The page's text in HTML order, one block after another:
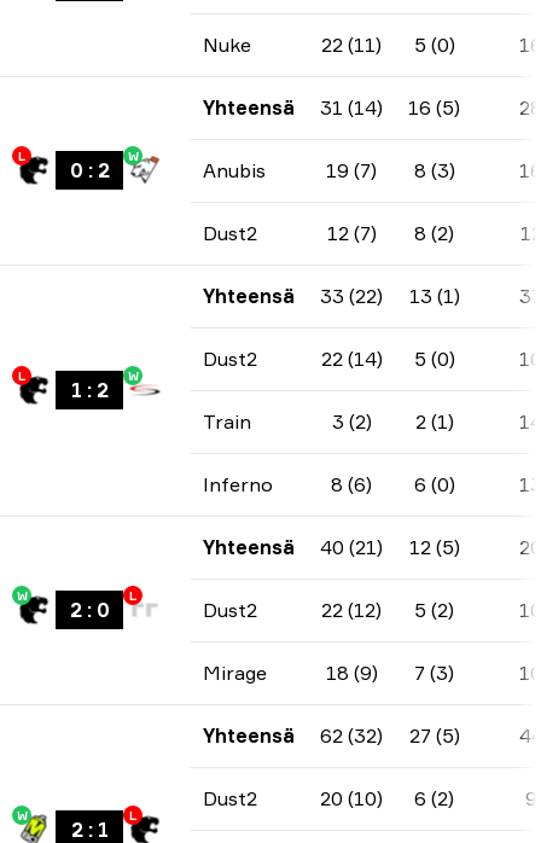
Nuke 22 (11) 5 (0) 16
L
0 : 2
W
Yhteensä 31 (14) 16 (5) 28
Anubis 19 (7) 8 (3) 16
Dust2 12 (7) 8 (2) 12
L
1 : 2
W
Yhteensä 33 (22) 13 (1) 37
Dust2 22 (14) 5 (0) 10
Train 3 (2) 2 (1) 14
Inferno 8 (6) 6 (0) 13
W
2: 0
L
Yhteensä 40 (21) 12 (5) 20
Dust2 22 (12) 5 (2) 10
Mirage 18 (9) 7 (3) 10
W
2: 1
L
Yhteensä 62 (32) 27 (5)
Dust2 20 (10) 6 (2) 9